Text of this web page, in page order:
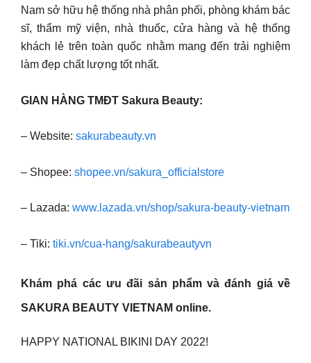
Nam sở hữu hệ thống nhà phân phối, phòng khám bác
sĩ, thẩm mỹ viện, nhà thuốc, cửa hàng và hệ thống
khách lẻ trên toàn quốc nhằm mang đến trải nghiệm
làm đẹp chất lượng tốt nhất.
GIAN HÀNG TMĐT Sakura Beauty:
– Website: sakurabeauty.vn
– Shopee: shopee.vn/sakura_officialstore
– Lazada: www.lazada.vn/shop/sakura-beauty-vietnam
– Tiki: tiki.vn/cua-hang/sakurabeautyvn
Khám phá các ưu đãi sản phẩm và đánh giá về
SAKURA BEAUTY VIETNAM online.
️HAPPY NATIONAL BIKINI DAY 2022!